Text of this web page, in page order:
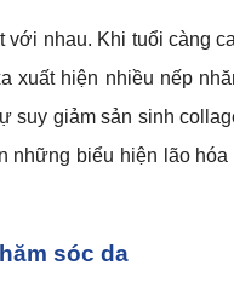
với nhau. Khi tuổi càng
xuất hiện nhiều nếp
suy giảm sản sinh
những biểu hiện lão
sóc da